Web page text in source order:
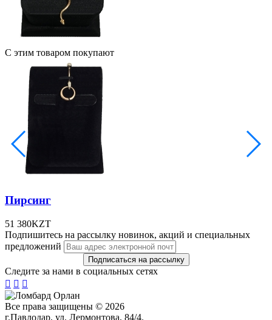
С этим товаром покупают
Пирсинг
51 380KZT
Подпишитесь на рассылку новинок, акций и специальных
предложений
Следите за нами в социальных сетях
  
Все права защищены © 2026
г.Павлодар, ул. Лермонтова, 84/4.